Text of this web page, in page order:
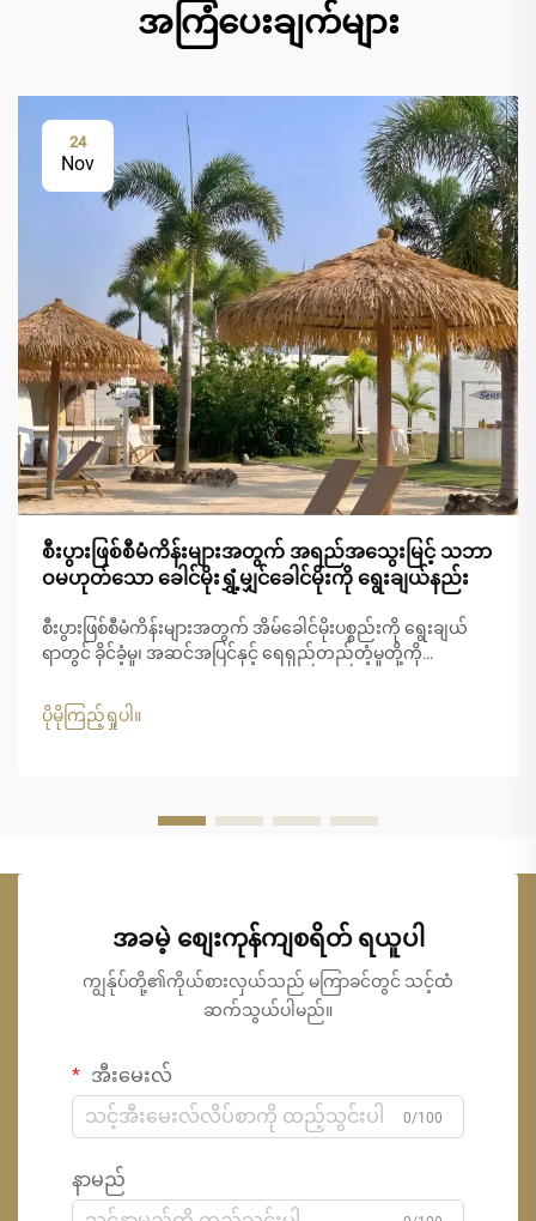
အကြံပေးချက်များ
24
Nov
စီးပွားဖြစ်စီမံကိန်းများအတွက် အရည်အသွေးမြင့် သဘာ
ဝမဟုတ်သော ခေါင်မိုးရွှံ့မျှင်ခေါင်မိုးကို ရွေးချယ်နည်း
စီးပွားဖြစ်စီမံကိန်းများအတွက် အိမ်ခေါင်မိုးပစ္စည်းကို ရွေးချယ်
ရာတွင် ခိုင်ခံ့မှု၊ အဆင်အပြင်နှင့် ရေရှည်တည်တံ့မှုတို့ကို
အသွေးအရောင်ကို ရရှိလိုသော စီးပွားရေးလုပ်ငန်းများအတွက်
သာမောင်းလုံအိမ်ခေါင်မိုးသည် စံပြဖြစ်သော အဖြေရှာဖွေမှုတစ်ခု
ပိုမိုကြည့်ရှုပါ။
အခမဲ့ စျေးကုန်ကျစရိတ် ရယူပါ
ကျွန်ုပ်တို့၏ကိုယ်စားလှယ်သည် မကြာခင်တွင် သင့်ထံ
ဆက်သွယ်ပါမည်။
အီးမေးလ်
0/100
နာမည်